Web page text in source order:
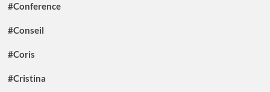
#Conference
#Conseil
#Coris
#Cristina